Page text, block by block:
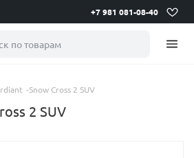
+7 981 081-08-40
по товарам
-Snow Cross 2 SUV
2 SUV